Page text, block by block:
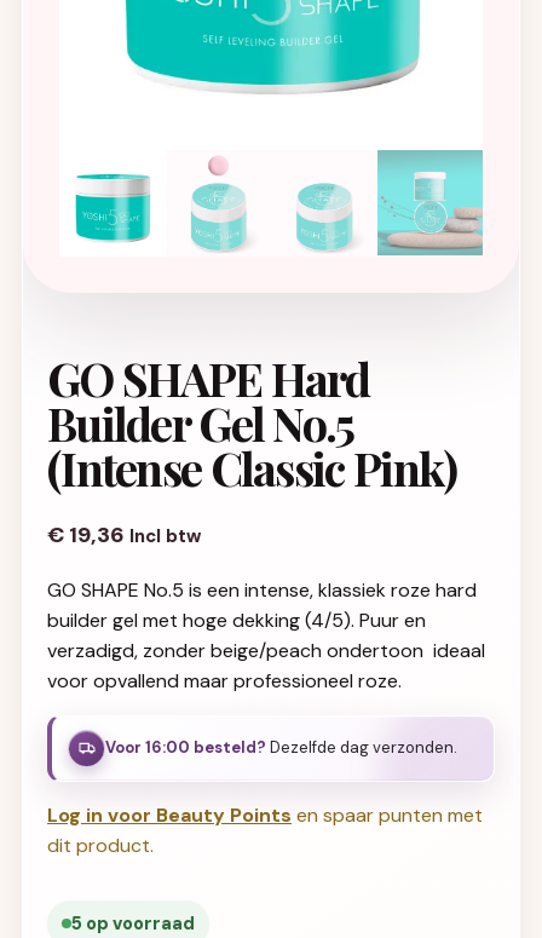
GO SHAPE Hard
Builder Gel No.5
(Intense Classic Pink)
€ 19,36 Incl btw
GO SHAPE No.5 is een intense, klassiek roze hard
builder gel met hoge dekking (4/5). Puur en
verzadigd, zonder beige/peach ondertoon  ideaal
voor opvallend maar professioneel roze.
Voor 16:00 besteld? Dezelfde dag verzonden.
Log in voor Beauty Points en spaar punten met
dit product.
5 op voorraad